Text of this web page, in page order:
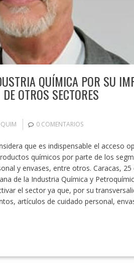
QUÍMICA POR SU
OTROS SECTORES
0 COMENTARIOS
que es indispensable el acceso
químicos por parte de los
y envases, entre otros. Caracas, 25
de la Industria Química y
el sector ya que, por su
artículos de cuidado personal,